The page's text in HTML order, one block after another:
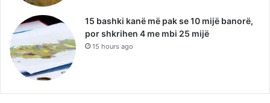
15 bashki kanë më pak se 10 mijë banorë,
por shkrihen 4 me mbi 25 mijë
15 hours ago